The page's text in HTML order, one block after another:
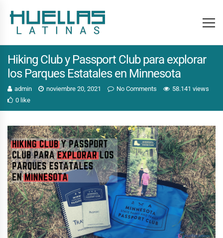
Hiking Club y Passport Club para explorar
los Parques Estatales en Minnesota
admin noviembre 20, 2021 No Comments
58.141 views
0 like